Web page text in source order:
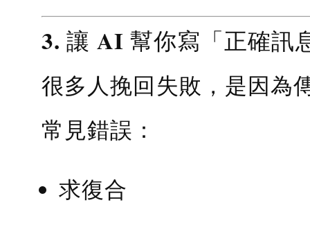
3. 讓 AI 幫你寫「正確訊
很多人挽回失敗，是因為
常見錯誤：
求復合